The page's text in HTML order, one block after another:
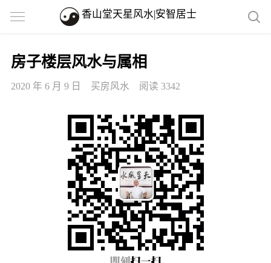
香山堂天星风水|安智居士
房子楼层风水与属相
2020 年 6 月 9 日 买房风水 阅读 3342